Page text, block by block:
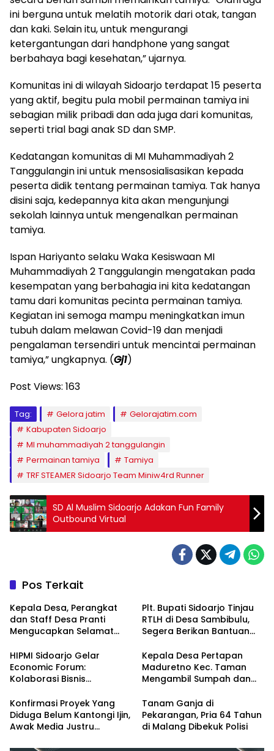
ini berguna untuk melatih motorik dari otak, tangan
dan kaki. Selain itu, untuk mengurangi
ketergantungan dari handphone yang sangat
berbahaya bagi kesehatan,” ujarnya.
Komunitas ini di wilayah Sidoarjo terdapat 15 peserta
yang aktif, begitu pula mobil permainan tamiya ini
sebagian milik pribadi dan ada juga dari komunitas,
seperti trial bagi anak SD dan SMP.
Kedatangan komunitas di MI Muhammadiyah 2
Tanggulangin ini untuk mensosialisasikan kepada
peserta didik tentang permainan tamiya. Tak hanya
disini saja, kedepannya kita akan mengunjungi
sekolah lainnya untuk mengenalkan permainan
tamiya.
Ispan Hariyanto selaku Waka Kesiswaan MI
Muhammadiyah 2 Tanggulangin mengatakan pada
kesempatan yang berbahagia ini kita kedatangan
tamu dari komunitas pecinta permainan tamiya.
Kegiatan ini semoga mampu meningkatkan imun
tubuh dalam melawan Covid-19 dan menjadi
pengalaman tersendiri untuk mencintai permainan
tamiya,” ungkapnya. (Gj1)
Post Views: 163
Tag: Gelora jatim
Gelorajatim.com
Kabupaten Sidoarjo
MI muhammadiyah 2 tanggulangin
Permainan tamiya
Tamiya
TRF STEAMER Sidoarjo Team Miniw4rd Runner
SD Al Muslim Sidoarjo Adakan Fun Family
Outbound Virtual
Pos Terkait
Kepala Desa, Perangkat
dan Staff Desa Pranti
Mengucapkan Selamat
Baru 2025
Plt. Bupati Sidoarjo Tinjau
RTLH di Desa Sambibulu,
Segera Berikan Bantuan
HIPMI Sidoarjo Gelar
Economic Forum:
Kolaborasi Bisnis
Baru
Kepala Desa Pertapan
Maduretno Kec. Taman
Mengambil Sumpah dan
Konfirmasi Proyek Yang
Diduga Belum Kantongi Ijin,
Awak Media Justru
Tanam Ganja di
Pekarangan, Pria 64 Tahun
di Malang Dibekuk Polisi